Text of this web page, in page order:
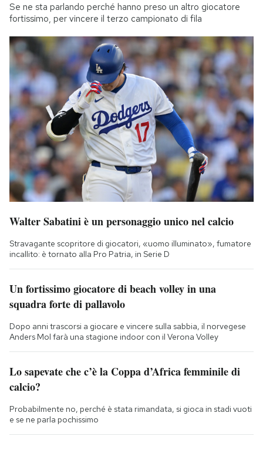
Se ne sta parlando perché hanno preso un altro giocatore
fortissimo, per vincere il terzo campionato di fila
Walter Sabatini è un personaggio unico nel calcio
Stravagante scopritore di giocatori, «uomo illuminato», fumatore
incallito: è tornato alla Pro Patria, in Serie D
Un fortissimo giocatore di beach volley in una
squadra forte di pallavolo
Dopo anni trascorsi a giocare e vincere sulla sabbia, il norvegese
Anders Mol farà una stagione indoor con il Verona Volley
Lo sapevate che c’è la Coppa d’Africa femminile di
calcio?
Probabilmente no, perché è stata rimandata, si gioca in stadi vuoti
e se ne parla pochissimo